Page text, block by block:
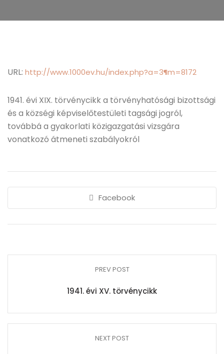
URL: http://www.1000ev.hu/index.php?a=3¶m=8172
1941. évi XIX. törvénycikk a törvényhatósági bizottsági
és a községi képviselőtestületi tagsági jogról,
továbbá a gyakorlati közigazgatási vizsgára
vonatkozó átmeneti szabályokról
Facebook
PREV POST
1941. évi XV. törvénycikk
NEXT POST